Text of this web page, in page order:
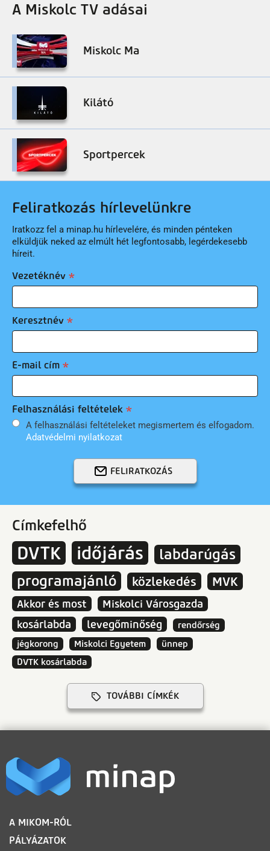
A Miskolc TV adásai
Miskolc Ma
Kilátó
Sportpercek
Feliratkozás hírlevelünkre
Iratkozz fel a minap.hu hírlevelére, és minden pénteken
elküldjük neked az elmúlt hét legfontosabb, legérdekesebb
híreit.
Vezetéknév
Keresztnév
E-mail cím
Felhasználási feltételek
A felhasználási feltételeket megismertem és elfogadom.
Adatvédelmi nyilatkozat
FELIRATKOZÁS
Címkefelhő
DVTK időjárás
labdarúgás
programajánló
közlekedés MVK
Akkor és most
Miskolci Városgazda
kosárlabda
levegőminőség
rendőrség
jégkorong
Miskolci Egyetem
ünnep
DVTK kosárlabda
TOVÁBBI CÍMKÉK
LÁBLÉC
A MIKOM-RÓL
PÁLYÁZATOK